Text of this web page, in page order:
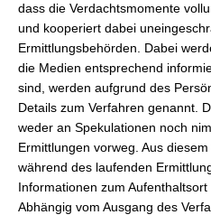
dass die Verdachtsmomente
und kooperiert dabei
Ermittlungsbehörden. Dabei
die Medien entsprechend
sind, werden aufgrund des
Details zum Verfahren genannt.
weder an Spekulationen noch
Ermittlungen vorweg. Aus
während des laufenden
Informationen zum
Abhängig vom Ausgang des